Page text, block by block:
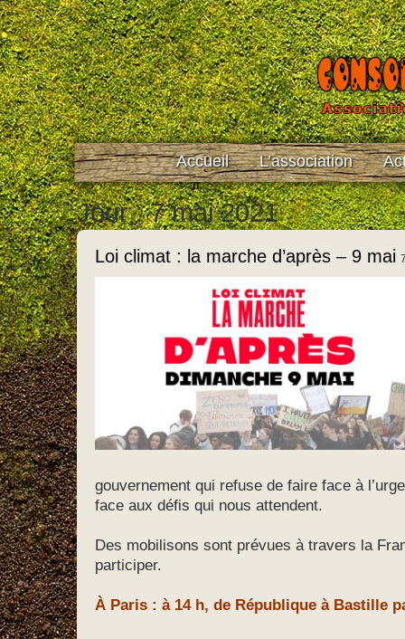
Accueil L’association
Jour : 7 mai 2021
Loi climat : la marche d’après – 9 mai
gouvernement qui refuse de faire face à
face aux défis qui nous attendent.
Des mobilisons sont prévues à travers la
participer.
À Paris : à 14 h, de République à Bastille